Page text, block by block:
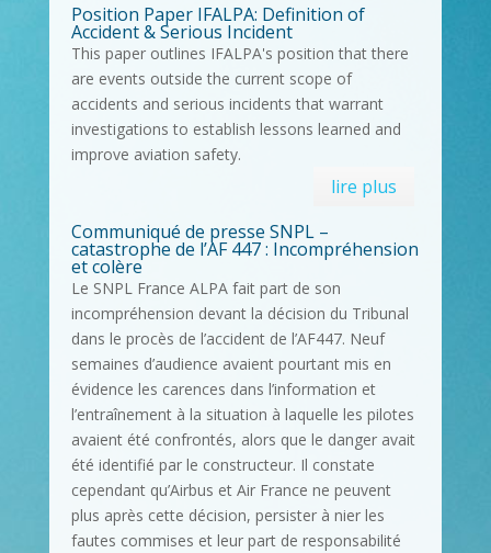
Position Paper IFALPA: Definition of
Accident & Serious Incident
This paper outlines IFALPA's position that there
are events outside the current scope of
accidents and serious incidents that warrant
investigations to establish lessons learned and
improve aviation safety.
lire plus
Communiqué de presse SNPL –
catastrophe de l’AF 447 : Incompréhension
et colère
Le SNPL France ALPA fait part de son
incompréhension devant la décision du Tribunal
dans le procès de l’accident de l’AF447. Neuf
semaines d’audience avaient pourtant mis en
évidence les carences dans l’information et
l’entraînement à la situation à laquelle les pilotes
avaient été confrontés, alors que le danger avait
été identifié par le constructeur. Il constate
cependant qu’Airbus et Air France ne peuvent
plus après cette décision, persister à nier les
fautes commises et leur part de responsabilité